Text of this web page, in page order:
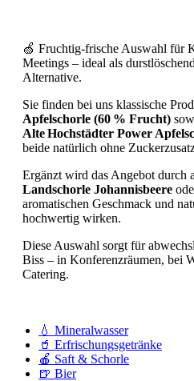
🍏 Fruchtig-frische Auswahl für
Meetings – ideal als
Alternative.
Sie finden bei uns klassische
Apfelschorle (60 % Frucht)
Alte Hochstädter Power
beide natürlich ohne
Ergänzt wird das Angebot durch
Landschorle Johannisbeere
aromatischen Geschmack und
hochwertig wirken.
Diese Auswahl sorgt für
Biss – in Konferenzräumen, bei
Catering.
💧 Mineralwasser
🥤 Erfrischungsgetränke
🍎 Saft & Schorle
🍺 Bier